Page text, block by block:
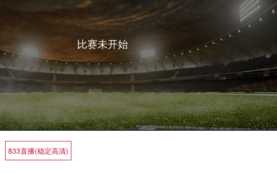
比赛未开始
833直播(稳定高清)